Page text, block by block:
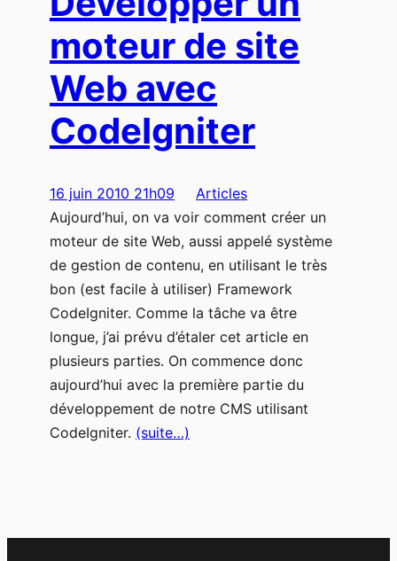
moteur de site
Web avec
CodeIgniter
16 juin 2010 21h09
Articles
Aujourd’hui, on va voir comment créer un
moteur de site Web, aussi appelé système
de gestion de contenu, en utilisant le très
bon (est facile à utiliser) Framework
CodeIgniter. Comme la tâche va être
longue, j’ai prévu d’étaler cet article en
plusieurs parties. On commence donc
aujourd’hui avec la première partie du
développement de notre CMS utilisant
CodeIgniter. (suite…)